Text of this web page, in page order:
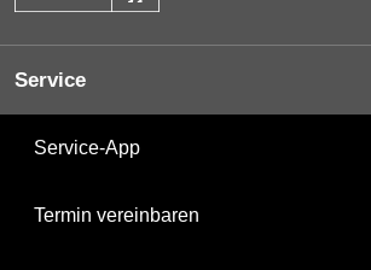
Service
Service-App
Termin vereinbaren